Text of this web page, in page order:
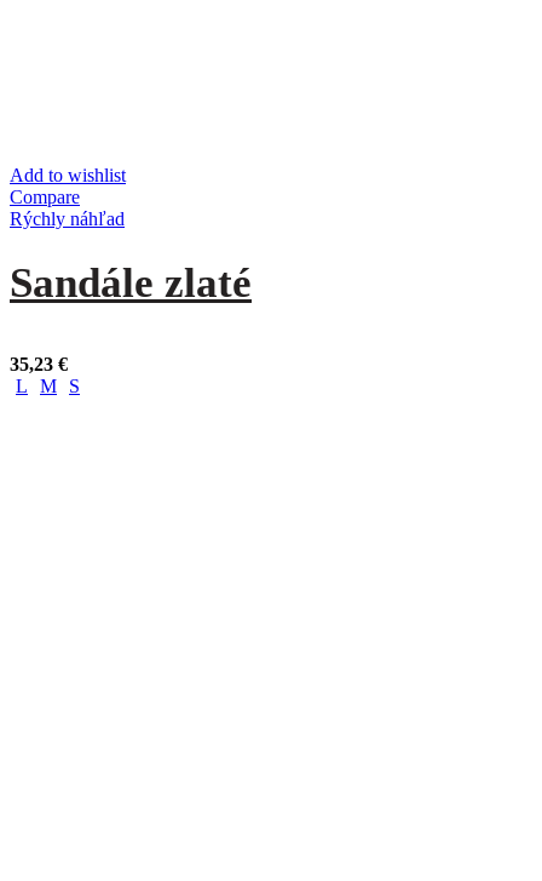
Add to wishlist
Compare
Rýchly náhľad
Sandále zlaté
35,23 €
L
M S